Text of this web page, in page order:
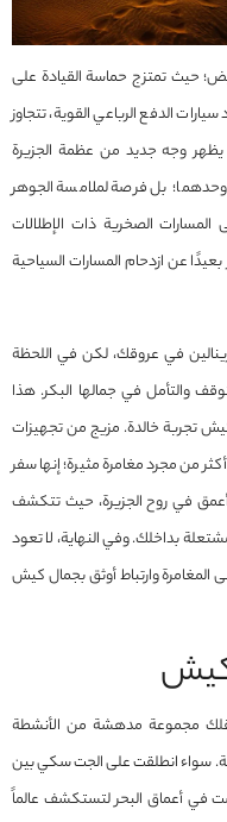
حيث تمتزج حماسة القيادة على
الدفع الرباعي القوية، تتجاوز
وجه جديد من عظمة الجزيرة
بل فرصة لملامسة الجوهر
الصخرية ذات الإطلالات
عن ازدحام المسارات السياحية
في عروقك، لكن في اللحظة
والتأمل في جمالها البكر. هذا
تجربة خالدة. مزيج من تجهيزات
من مجرد مغامرة مثيرة؛ إنها سفر
في روح الجزيرة، حيث تتكشف
بداخلك. وفي النهاية، لا تعود
المغامرة وارتباط أوثق بجمال كيش
كيش
مجموعة مدهشة من الأنشطة
سواء انطلقت على الجت سكي بين
في أعماق البحر لتستكشف عالماً